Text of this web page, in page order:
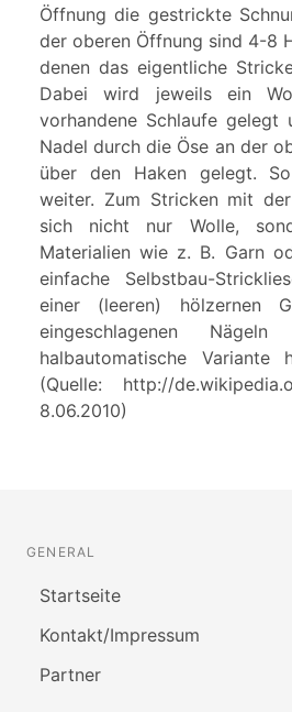
Öffnung die gestrickte
der oberen Öffnung sind 4-8
denen das eigentliche
Dabei wird jeweils ein
vorhandene Schlaufe gelegt
Nadel durch die Öse an der
über den Haken gelegt.
weiter. Zum Stricken mit
sich nicht nur Wolle,
Materialien wie z. B. Garn
einfache Selbstbau-
einer (leeren) hölzernen
eingeschlagenen
halbautomatische Variante
(Quelle: http://
8.06.2010)
GENERAL
Startseite
Kontakt/Impressum
Partner